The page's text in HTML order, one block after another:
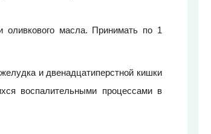
масла. Принимать по 1
и двенадцатиперстной кишки
воспалительными процессами в